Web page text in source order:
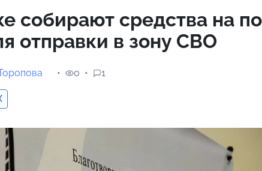
8 м/с
собирают средства на
отправки в зону СВО
0 1